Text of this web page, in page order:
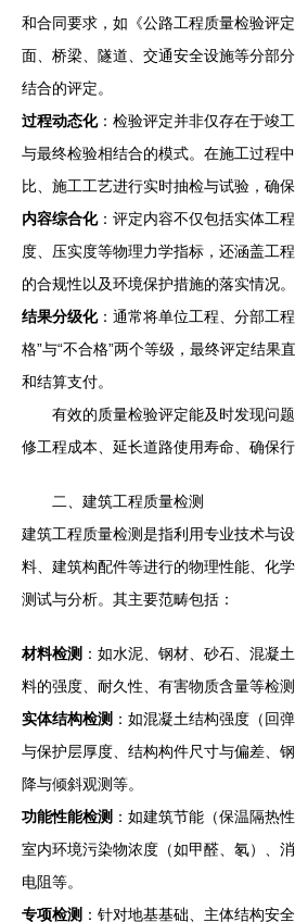
和合同要求，如《公路工程质量检验评
面、桥梁、隧道、交通安全设施等分部
结合的评定。
过程动态化：检验评定并非仅存在于竣
与最终检验相结合的模式。在施工过程
比、施工工艺进行实时抽检与试验，确保
内容综合化：评定内容不仅包括实体工
度、压实度等物理力学指标，还涵盖工
的合规性以及环境保护措施的落实情况。
结果分级化：通常将单位工程、分部工
格”与“不合格”两个等级，最终评定结果
和结算支付。
有效的质量检验评定能及时发现问
修工程成本、延长道路使用寿命、确保
二、建筑工程质量检测
建筑工程质量检测是指利用专业技术与
料、建筑构配件等进行的物理性能、化
测试与分析。其主要范畴包括：
材料检测 ：如水泥、钢材、砂石、混凝
料的强度、耐久性、有害物质含量等检测
实体结构检测 ：如混凝土结构强度（回
与保护层厚度、结构构件尺寸与偏差、
降与倾斜观测等。
功能性能检测 ：如建筑节能（保温隔热
室内环境污染物浓度（如甲醛、氡）、
电阻等。
专项检测 ：针对地基基础、主体结构安